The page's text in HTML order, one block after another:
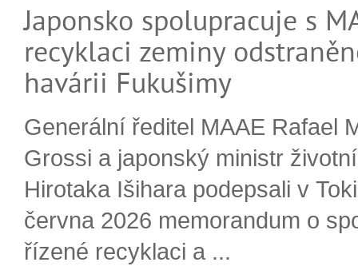
Japonsko spolupracuje s
recyklaci zeminy
havárii Fukušimy
Generální ředitel MAAE Rafael
Grossi a japonský ministr
Hirotaka Išihara podepsali v
června 2026 memorandum o
řízené recyklaci a ...